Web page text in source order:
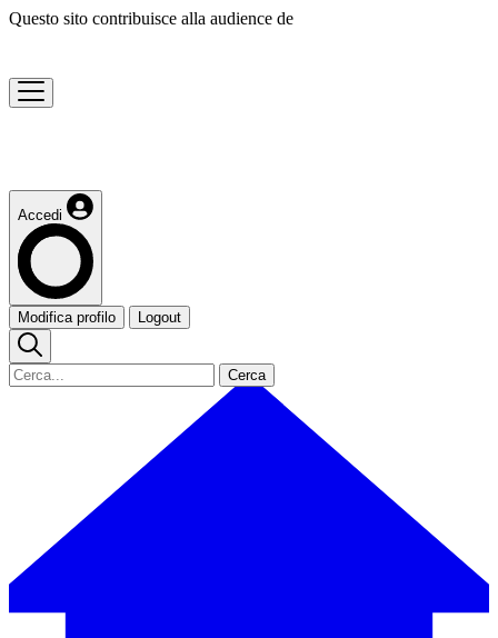
Questo sito contribuisce alla audience de
Accedi
Modifica profilo Logout
Cerca